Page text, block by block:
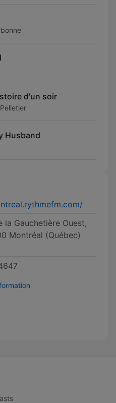
d'un soir
Husband
la Gauchetière Ouest,
Montréal (Québec)